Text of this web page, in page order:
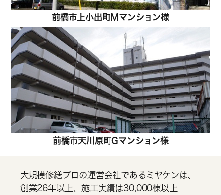
前橋市上小出町Mマンション様
前橋市天川原町Gマンション様
大規模修繕プロの運営会社であるミヤケンは、
創業26年以上、施工実績は30,000棟以上